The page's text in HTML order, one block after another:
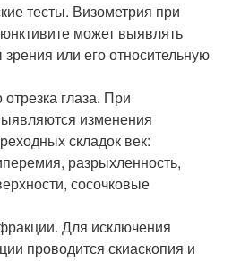
тесты. Визометрия при
может выявлять
или его относительную
глаза. При
изменения
складок век:
разрыхленность,
сосочковые
Для исключения
проводится скиаскопия и